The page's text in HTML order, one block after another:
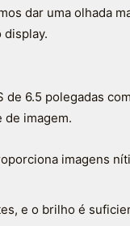
dar uma olhada
de 6.5 polegadas
de imagem.
imagens
e o brilho é